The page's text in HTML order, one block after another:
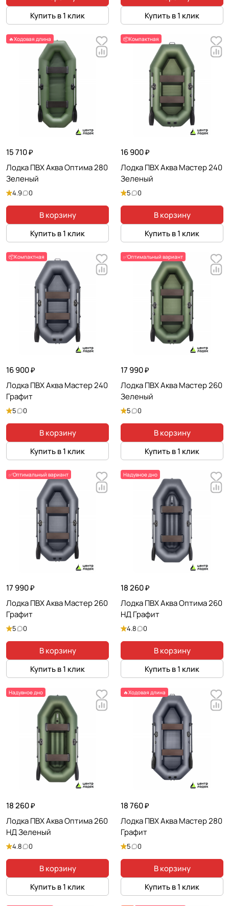
Купить в 1 клик
Купить в 1 клик
🔥Ходовая длина
15 710 ₽
Лодка ПВХ Аква Оптима 280
Зеленый
4.9 0
В корзину
Купить в 1 клик
📦Компактная
16 900 ₽
Лодка ПВХ Аква Мастер 240
Зеленый
5 0
В корзину
Купить в 1 клик
📦Компактная
16 900 ₽
Лодка ПВХ Аква Мастер 240
Графит
5 0
В корзину
Купить в 1 клик
✅Оптимальный вариант
17 990 ₽
Лодка ПВХ Аква Мастер 260
Зеленый
5 0
В корзину
Купить в 1 клик
✅Оптимальный вариант
17 990 ₽
Лодка ПВХ Аква Мастер 260
Графит
5 0
В корзину
Купить в 1 клик
Надувное дно
18 260 ₽
Лодка ПВХ Аква Оптима 260
НД Графит
4.8 0
В корзину
Купить в 1 клик
Надувное дно
18 260 ₽
Лодка ПВХ Аква Оптима 260
НД Зеленый
4.8 0
В корзину
Купить в 1 клик
🔥Ходовая длина
18 760 ₽
Лодка ПВХ Аква Мастер 280
Графит
5 0
В корзину
Купить в 1 клик